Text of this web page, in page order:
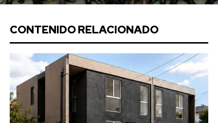
CONTENIDO RELACIONADO